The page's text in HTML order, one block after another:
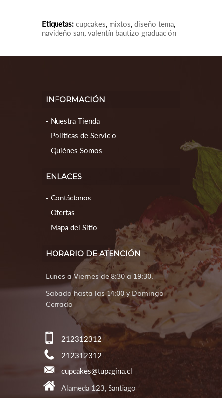
Etiquetas: cupcakes, mixtos, diseño tema,
navideño san, valentín bautizo graduación
INFORMACIÓN
Nuestra Tienda
Políticas de Servicio
Quiénes Somos
ENLACES
Contáctanos
Ofertas
Mapa del Sitio
HORARIO DE ATENCIÓN
Lunes a Viernes de 8:30 a 19:30.
Sabado hasta las 14:00 y Domingo
Cerrado
212312312
212312312
cupcakes@tupagina.cl
Alameda 123, Santiago